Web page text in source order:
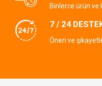
Binlerce ürün
7 / 24
Öneri ve